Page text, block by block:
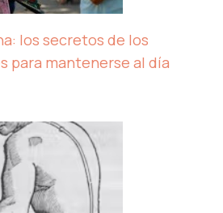
los secretos de los
para mantenerse al día